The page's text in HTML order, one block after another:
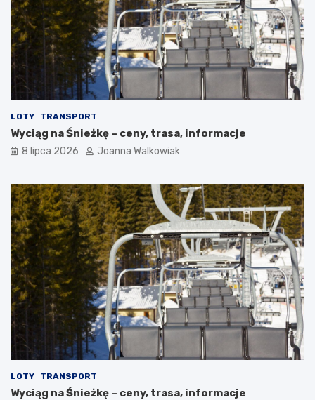
LOTY TRANSPORT
Wyciąg na Śnieżkę – ceny, trasa, informacje
8 lipca 2026 Joanna Walkowiak
LOTY TRANSPORT
Wyciąg na Śnieżkę – ceny, trasa, informacje